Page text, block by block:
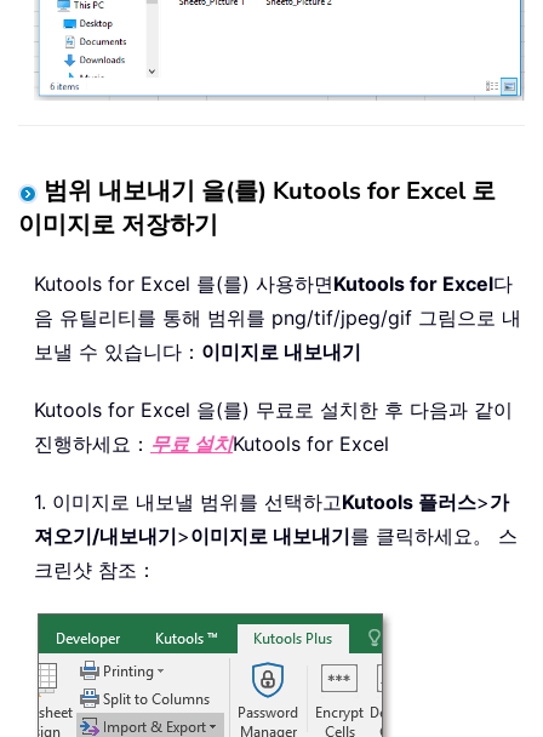
범위 내보내기 을(를) Kutools for Excel 로
이미지로 저장하기
Kutools for Excel 를(를) 사용하면Kutools for Excel다
음 유틸리티를 통해 범위를 png/tif/jpeg/gif 그림으로 내
보낼 수 있습니다： 이미지로 내보내기
Kutools for Excel 을(를) 무료로 설치한 후 다음과 같이
진행하세요： 무료 설치Kutools for Excel
1. 이미지로 내보낼 범위를 선택하고Kutools 플러스>가
져오기/내보내기>이미지로 내보내기를 클릭하세요。 스
크린샷 참조：